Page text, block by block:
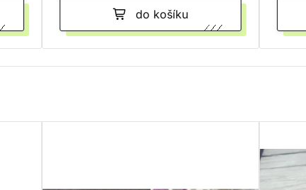
do košíku